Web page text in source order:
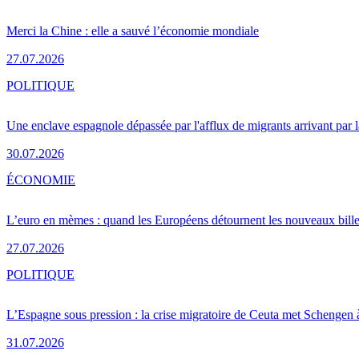
Merci la Chine : elle a sauvé l’économie mondiale
27.07.2026
Une enclave espagnole dépassée par l'afflux de migrants arrivant par
30.07.2026
POLITIQUE
L’euro en mèmes : quand les Européens détournent les nouveaux
27.07.2026
ÉCONOMIE
L’Espagne sous pression : la crise migratoire de Ceuta met Schengen
31.07.2026
POLITIQUE